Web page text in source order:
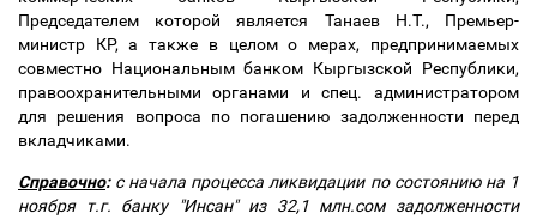
Председателем которой является Танаев Н.Т., Премьер-
министр КР, а также в целом о мерах, предпринимаемых
совместно Национальным банком Кыргызской Республики,
правоохранительными органами и спец. администратором
для решения вопроса по погашению задолженности перед
вкладчиками.
Справочно:с начала процесса ликвидации по состоянию на 1
ноября т.г. банку "Инсан" из 32,1 млн.сом задолженности